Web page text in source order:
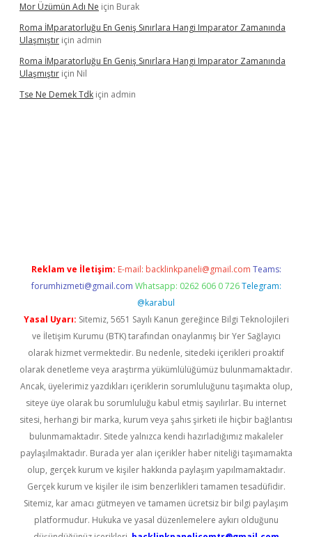
Mor Üzümün Adı Ne için Burak
Roma İMparatorluğu En Geniş Sınırlara Hangi Imparator Zamanında
Ulaşmıştır için admin
Roma İMparatorluğu En Geniş Sınırlara Hangi Imparator Zamanında
Ulaşmıştır için Nil
Tse Ne Demek Tdk için admin
Reklam ve İletişim: E-mail: backlinkpaneli@gmail.com Teams:
forumhizmeti@gmail.com Whatsapp: 0262 606 0 726 Telegram:
@karabul
Yasal Uyarı: Sitemiz, 5651 Sayılı Kanun gereğince Bilgi Teknolojileri
ve İletişim Kurumu (BTK) tarafından onaylanmış bir Yer Sağlayıcı
olarak hizmet vermektedir. Bu nedenle, sitedeki içerikleri proaktif
olarak denetleme veya araştırma yükümlülüğümüz bulunmamaktadır.
Ancak, üyelerimiz yazdıkları içeriklerin sorumluluğunu taşımakta olup,
siteye üye olarak bu sorumluluğu kabul etmiş sayılırlar. Bu internet
sitesi, herhangi bir marka, kurum veya şahıs şirketi ile hiçbir bağlantısı
bulunmamaktadır. Sitede yalnızca kendi hazırladığımız makaleler
paylaşılmaktadır. Burada yer alan içerikler haber niteliği taşımamakta
olup, gerçek kurum ve kişiler hakkında paylaşım yapılmamaktadır.
Gerçek kurum ve kişiler ile isim benzerlikleri tamamen tesadüfidir.
Sitemiz, kar amacı gütmeyen ve tamamen ücretsiz bir bilgi paylaşım
platformudur. Hukuka ve yasal düzenlemelere aykırı olduğunu